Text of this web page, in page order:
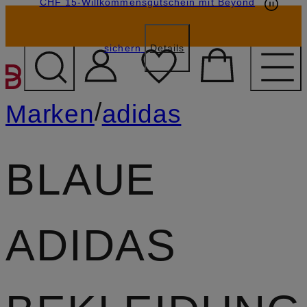
ZUM HAUPTINHALT
sichern Details
Marken/adidas
BLAUE
ADIDAS